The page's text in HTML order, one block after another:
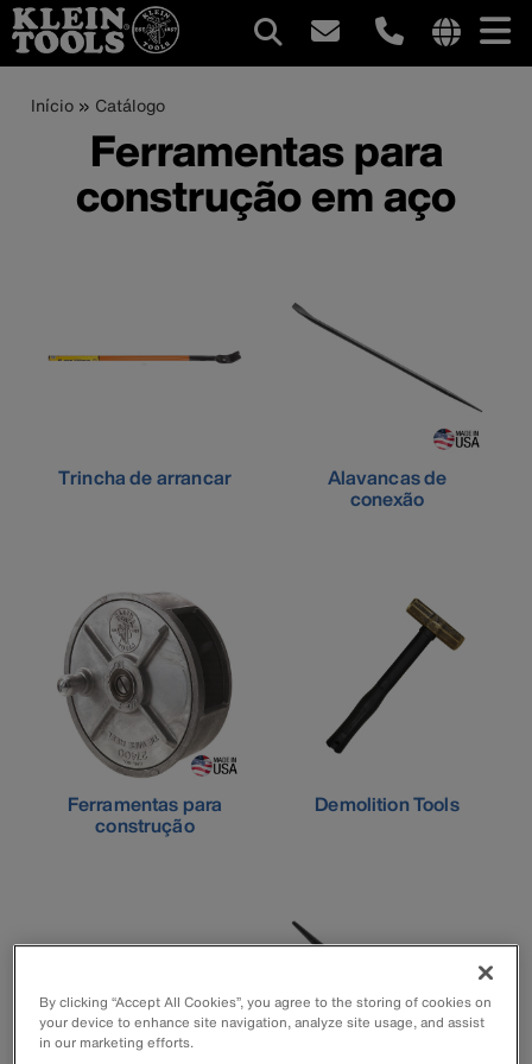
Pular
menu
Navegação
principal
Trilha
navegação
Início Catálogo
Ferramentas para
construção em aço
Trincha de arrancar Alavancas de
conexão
Ferramentas para
construção
Demolition Tools
By clicking “Accept All Cookies”, you agree to the storing of cookies on
your device to enhance site navigation, analyze site usage, and assist
in our marketing efforts.